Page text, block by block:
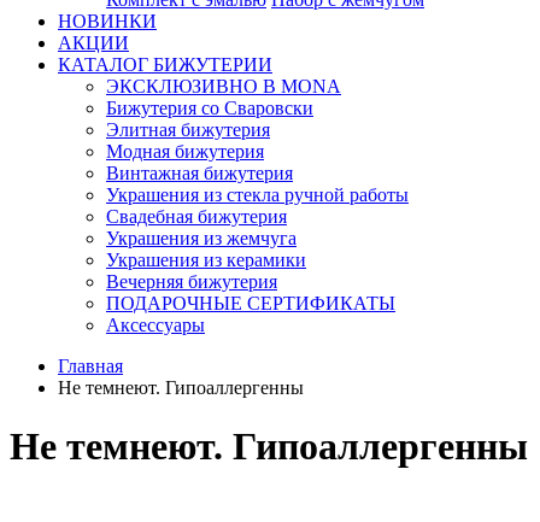
НОВИНКИ
АКЦИИ
КАТАЛОГ БИЖУТЕРИИ
ЭКСКЛЮЗИВНО В MONA
Бижутерия со Сваровски
Элитная бижутерия
Модная бижутерия
Винтажная бижутерия
Украшения из стекла ручной работы
Свадебная бижутерия
Украшения из жемчуга
Украшения из керамики
Вечерняя бижутерия
ПОДАРОЧНЫЕ СЕРТИФИКАТЫ
Аксессуары
Главная
Не темнеют. Гипоаллергенны
Не темнеют. Гипоаллергенны